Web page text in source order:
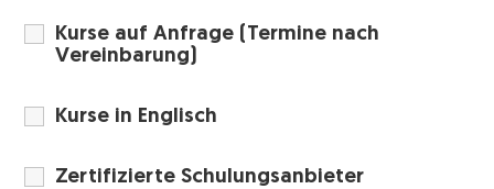
Kurse auf Anfrage (Termine nach
Vereinbarung)
Kurse in Englisch
Zertifizierte Schulungsanbieter